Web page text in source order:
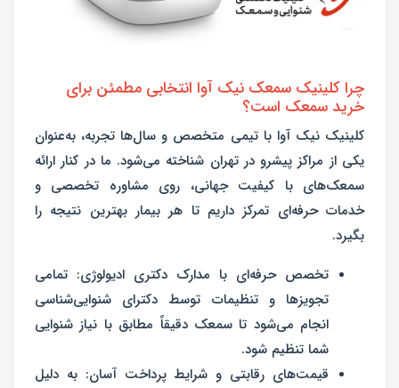
چرا کلینیک سمعک نیک آوا انتخابی مطمئن برای
خرید سمعک است؟
کلینیک نیک آوا با تیمی متخصص و سال‌ها تجربه، به‌عنوان
یکی از مراکز پیشرو در تهران شناخته می‌شود. ما در کنار ارائه
سمعک‌های با کیفیت جهانی، روی مشاوره تخصصی و
خدمات حرفه‌ای تمرکز داریم تا هر بیمار بهترین نتیجه را
بگیرد.
تخصص حرفه‌ای با مدارک دکتری ادیولوژی: تمامی
تجویزها و تنظیمات توسط دکترای شنوایی‌شناسی
انجام می‌شود تا سمعک دقیقاً مطابق با نیاز شنوایی
شما تنظیم شود.
قیمت‌های رقابتی و شرایط پرداخت آسان: به دلیل